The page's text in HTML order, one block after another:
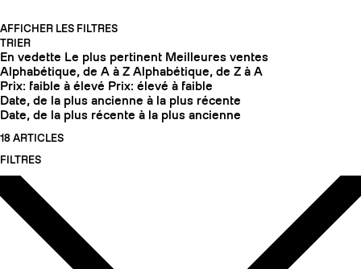
COUTEAUX
AFFICHER LES FILTRES
TRIER
En vedette Le plus pertinent Meilleures ventes
Alphabétique, de A à Z Alphabétique, de Z à A
Prix: faible à élevé Prix: élevé à faible
Date, de la plus ancienne à la plus récente
Date, de la plus récente à la plus ancienne
18 ARTICLES
FILTRES